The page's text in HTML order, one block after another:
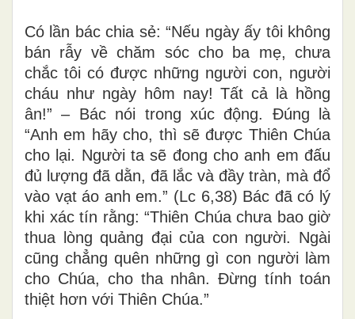
Có lần bác chia sẻ: “Nếu ngày ấy tôi không
bán rẫy về chăm sóc cho ba mẹ, chưa
chắc tôi có được những người con, người
cháu như ngày hôm nay! Tất cả là hồng
ân!” – Bác nói trong xúc động. Đúng là
“Anh em hãy cho, thì sẽ được Thiên Chúa
cho lại. Người ta sẽ đong cho anh em đấu
đủ lượng đã dằn, đã lắc và đầy tràn, mà đổ
vào vạt áo anh em.” (Lc 6,38) Bác đã có lý
khi xác tín rằng: “Thiên Chúa chưa bao giờ
thua lòng quảng đại của con người. Ngài
cũng chẳng quên những gì con người làm
cho Chúa, cho tha nhân. Đừng tính toán
thiệt hơn với Thiên Chúa.”